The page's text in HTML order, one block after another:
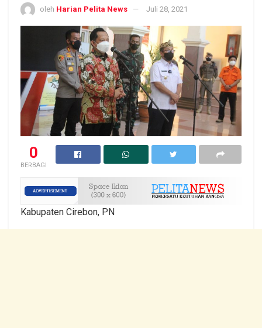
oleh Harian Pelita News Juli 28, 2021
0
BERBAGI
Kabupaten Cirebon, PN